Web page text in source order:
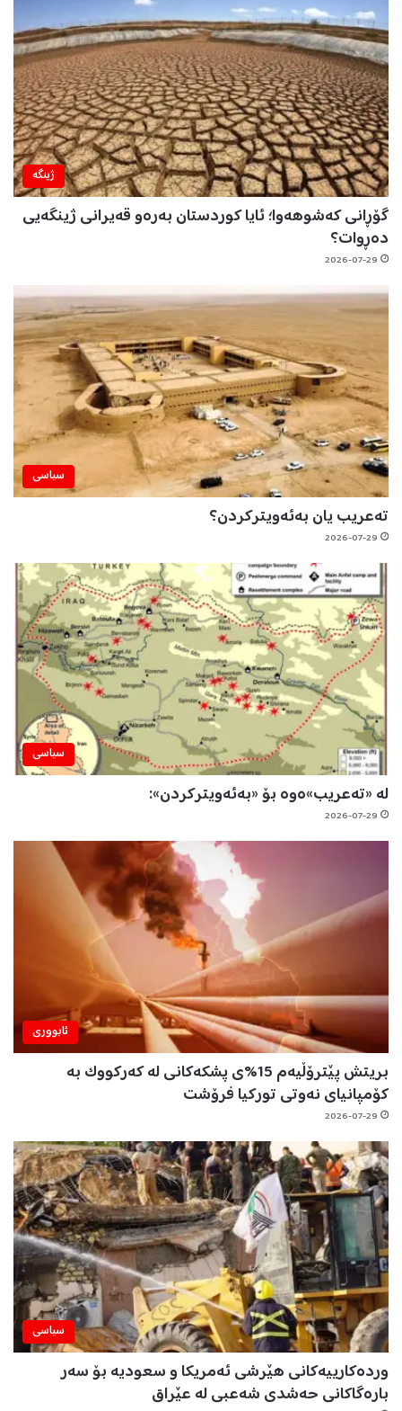
ژینگه‌
گۆڕانی کەشوهەوا؛ ئایا کوردستان بەرەو قەیرانی ژینگەیی
دەڕوات؟
2026-07-29
سیاسی
تەعریب یان بەئەویترکردن؟
2026-07-29
سیاسی
لە «تەعریب»ەوە بۆ «بەئەویترکردن»:
2026-07-29
ئابووری
بریتش پێترۆڵیەم 15%ی پشکەکانی لە کەرکووک بە
کۆمپانیای نەوتی تورکیا فرۆشت
2026-07-29
سیاسی
وردەکارییەکانی هێرشی ئەمریکا و سعودیە بۆ سەر
بارەگاکانی حەشدی شەعبی لە عێراق